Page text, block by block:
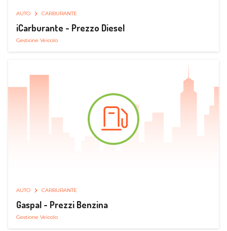
AUTO CARBURANTE
iCarburante - Prezzo Diesel
Gestione Veicolo
AUTO CARBURANTE
Gaspal - Prezzi Benzina
Gestione Veicolo